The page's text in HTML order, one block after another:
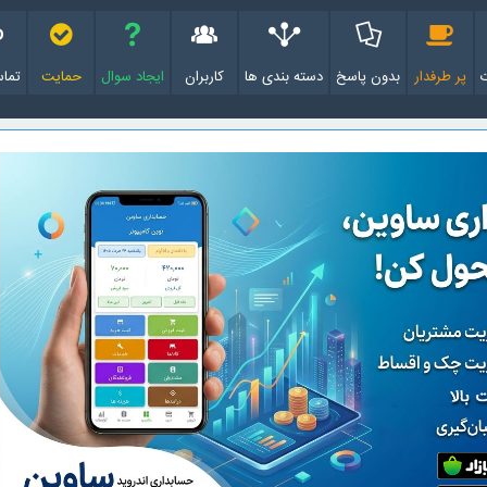
پر طرفدار بدون پاسخ دسته بندی ها کاربران ایجاد سوال حمایت